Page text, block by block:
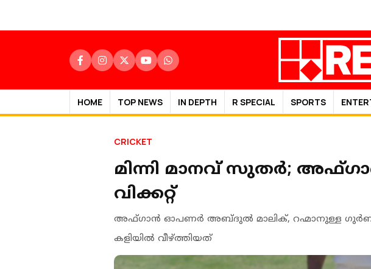
HOME TOP NEWS IN DEPTH R SPECIAL SPORTS
CRICKET
മിന്നി മാനവ് സുതർ;
വിക്കറ്റ്
അഫ്ഗാൻ ഓപണർ അബ്ദുൽ മാലിക്, റഹ്മാനുള്ള
കളിയിൽ വീഴ്ത്തിയത്